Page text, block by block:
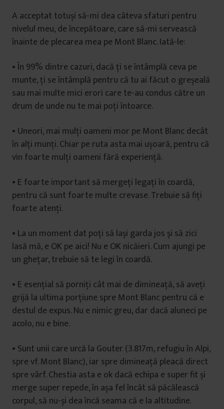
A acceptat totuși să-mi dea câteva sfaturi pentru
nivelul meu, de începătoare, care să-mi servească
înainte de plecarea mea pe Mont Blanc. Iată-le:
• În 99% dintre cazuri, dacă ți se întâmplă ceva pe
munte, ți se întâmplă pentru că tu ai făcut o greșeală
sau mai multe mici erori care te-au condus către un
drum de unde nu te mai poți întoarce.
• Uneori, mai mulți oameni mor pe Mont Blanc decât
în alți munți. Chiar pe ruta asta mai ușoară, pentru că
vin foarte mulți oameni fără experiență.
• E foarte important să mergeți legați în coardă,
pentru că sunt foarte multe crevase. Trebuie să fiți
foarte atenți.
• La un moment dat poți să lași garda jos și să zici
lasă mă, e OK pe aici! Nu e OK nicăieri. Cum ajungi pe
un ghețar, trebuie să te legi în coardă.
• E esențial să porniți cât mai de dimineață, să aveți
grijă la ultima porțiune spre Mont Blanc pentru că e
destul de expus. Nu e nimic greu, dar dacă aluneci pe
acolo, nu e bine.
• Sunt unii care urcă la Gouter (3.817m, refugiu în Alpi,
spre vf. Mont Blanc), iar spre dimineață pleacă direct
spre vârf. Chestia asta e ok dacă echipa e super fit și
merge super repede, în așa fel încât să păcălească
corpul, să nu-și dea încă seama că e la altitudine.